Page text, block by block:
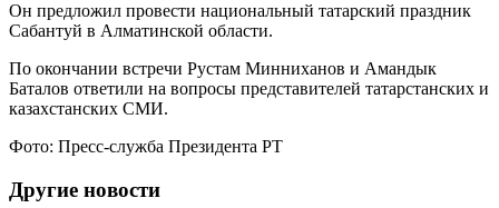
Он предложил провести национальный татарский праздник
Сабантуй в Алматинской области.
По окончании встречи Рустам Минниханов и Амандык
Баталов ответили на вопросы представителей татарстанских и
казахстанских СМИ.
Фото: Пресс-служба Президента РТ
Другие новости